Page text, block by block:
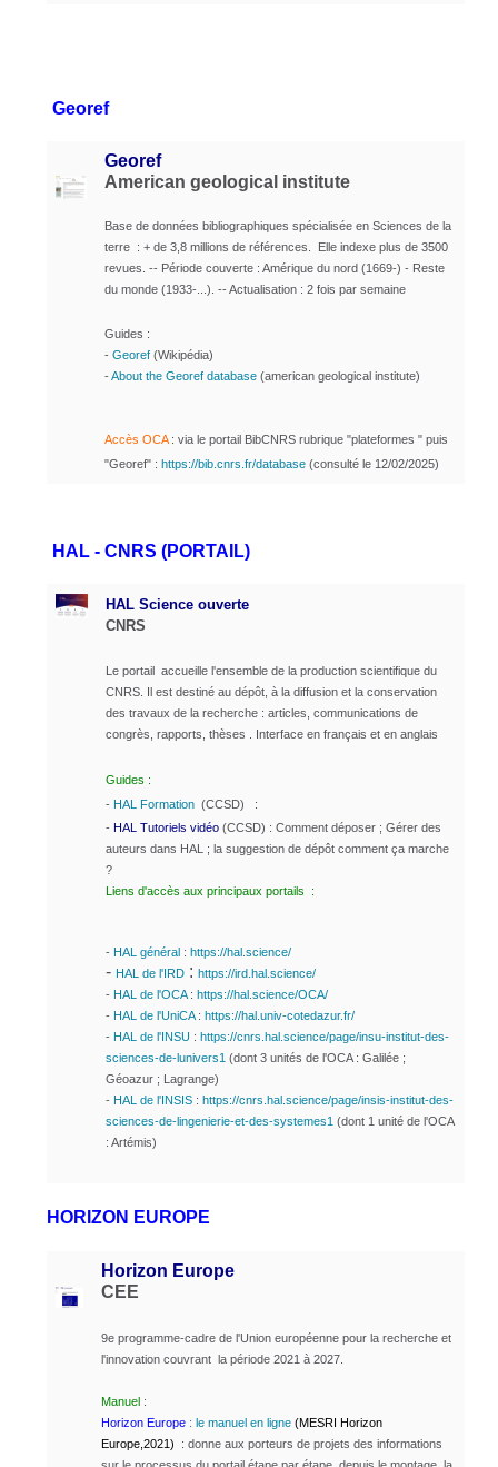
Georef
Georef
American geological institute
Base de données bibliographiques spécialisée en Sciences de la
terre : + de 3,8 millions de références. Elle indexe plus de 3500
revues. -- Période couverte : Amérique du nord (1669-) - Reste
du monde (1933-...). -- Actualisation : 2 fois par semaine
Guides :
- Georef (Wikipédia)
-About the Georef database (american geological institute)
Accès OCA: via le portail BibCNRS rubrique "plateformes " puis
"Georef" : https://bib.cnrs.fr/database (consulté le 12/02/2025)
HAL - CNRS (PORTAIL)
HAL Science ouverte
CNRS
Le portail accueille l'ensemble de la production scientifique du
CNRS. Il est destiné au dépôt, à la diffusion et la conservation
des travaux de la recherche : articles, communications de
congrès, rapports, thèses . Interface en français et en anglais
Guides :
- HAL Formation (CCSD) :
- HAL Tutoriels vidéo (CCSD) : Comment déposer ; Gérer des
auteurs dans HAL ; la suggestion de dépôt comment ça marche
?
Liens d'accès aux principaux portails :
- HAL général : https://hal.science/
- HAL de l'IRD : https://ird.hal.science/
- HAL de l'OCA: https://hal.science/OCA/
- HAL de l'UniCA : https://hal.univ-cotedazur.fr/
- HAL de l'INSU : https://cnrs.hal.science/page/insu-institut-des-
sciences-de-lunivers1 (dont 3 unités de l'OCA : Galilée ;
Géoazur ; Lagrange)
- HAL de l'INSIS : https://cnrs.hal.science/page/insis-institut-des-
sciences-de-lingenierie-et-des-systemes1 (dont 1 unité de l'OCA
: Artémis)
HORIZON EUROPE
Horizon Europe
CEE
9e programme-cadre de l'Union européenne pour la recherche et
l'innovation couvrant la période 2021 à 2027.
Manuel :
Horizon Europe : le manuel en ligne (MESRI Horizon
Europe,2021) : donne aux porteurs de projets des informations
sur le processus du portail étape par étape, depuis le montage, la